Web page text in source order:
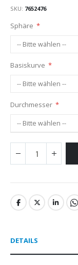
SKU 7652476
Sphäre
Basiskurve
Durchmesser
DETAILS